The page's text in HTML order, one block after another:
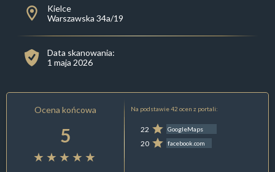
Kielce
Warszawska 34a/19
Data skanowania:
1 maja 2026
Ocena końcowa
5
Na podstawie 42 ocen z portali:
22 GoogleMaps
20 facebook.com